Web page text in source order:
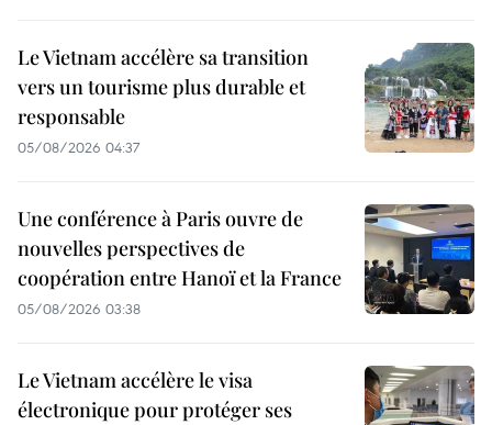
Le Vietnam accélère sa transition
vers un tourisme plus durable et
responsable
05/08/2026 04:37
Une conférence à Paris ouvre de
nouvelles perspectives de
coopération entre Hanoï et la France
05/08/2026 03:38
Le Vietnam accélère le visa
électronique pour protéger ses